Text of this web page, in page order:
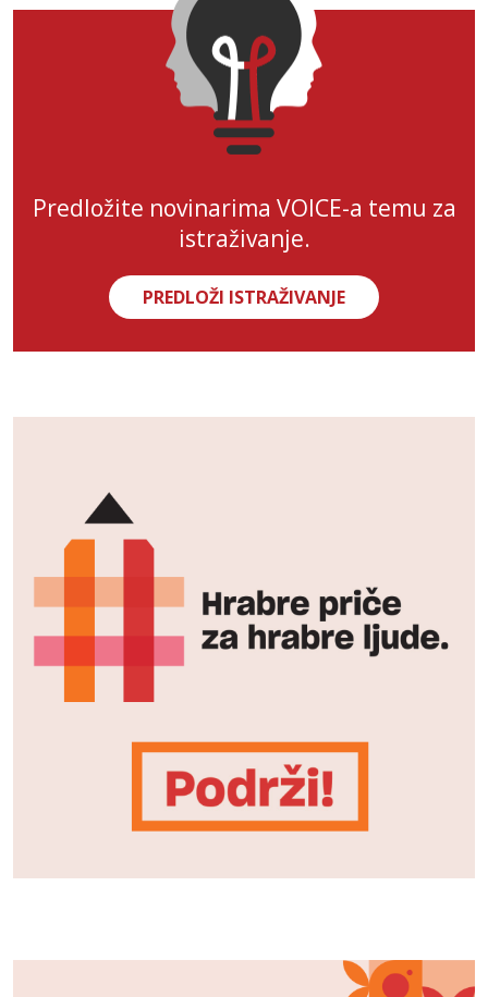
Predložite novinarima VOICE-a temu za
istraživanje.
PREDLOŽI ISTRAŽIVANJE